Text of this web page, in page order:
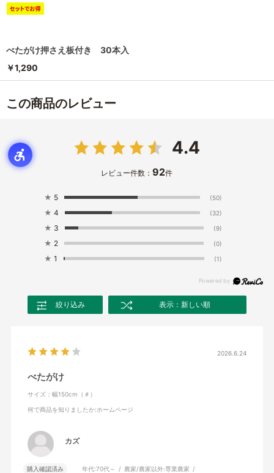
べたがけ押さえ板付き 30本入
￥1,290
この商品のレビュー
4.4
レビュー件数：92件
★ 5 (50)
★ 4 (32)
★ 3 (9)
★ 2 (0)
★ 1 (1)
絞り込み 表示：新しい順
2026.6.24
べたがけ
サイズ：幅150cm（＃）
何で商品を知りましたか:ホームページ
カズ
購入確認済み 年代:70代～ 農家/農家以外:専業農家